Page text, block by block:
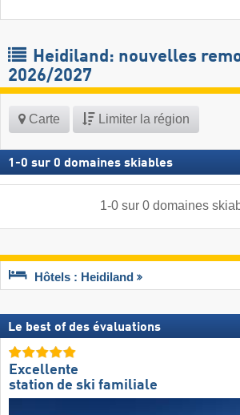
Heidiland: nouvelles
2026/2027
Carte Limiter la région
1 -0 sur 0 domaines skiables
1-0sur 0 domaines
Hôtels : Heidiland
Le best of des évaluations
Excellente
station de ski familiale